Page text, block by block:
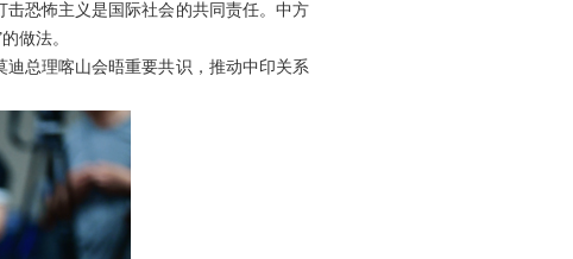
恐怖主义是国际社会的共同责任。中方
做法。
总理喀山会晤重要共识，推动中印关系